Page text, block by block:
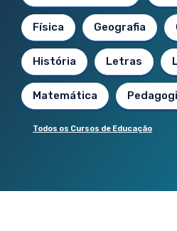
Física Geografia
História Letras
Matemática
Todos os Cursos de Educação